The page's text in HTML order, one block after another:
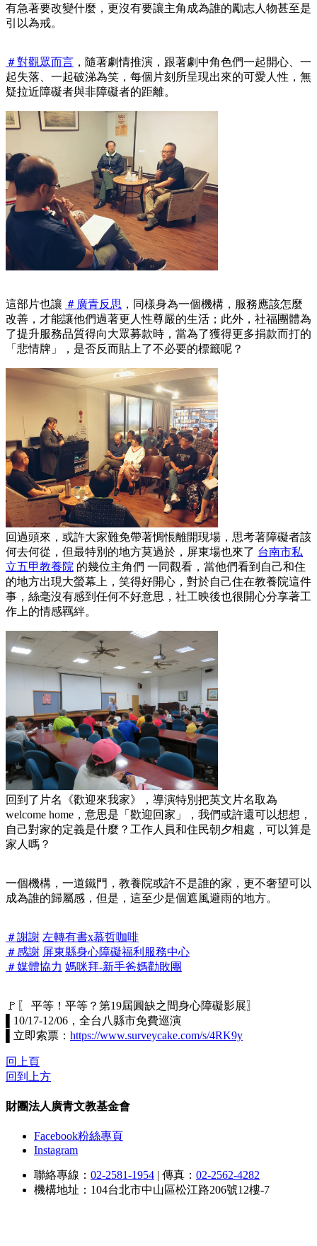
有急著要改變什麼，更沒有要讓主角成為誰的勵志人物甚至是
引以為戒。
＃對觀眾而言 ，隨著劇情推演，跟著劇中角色們一起開心、一
起失落、一起破涕為笑，每個片刻所呈現出來的可愛人性，無
疑拉近障礙者與非障礙者的距離。
這部片也讓 ＃廣青反思 ，同樣身為一個機構，服務應該怎麼
改善，才能讓他們過著更人性尊嚴的生活；此外，社福團體為
了提升服務品質得向大眾募款時，當為了獲得更多捐款而打的
「悲情牌」，是否反而貼上了不必要的標籤呢？
回過頭來，或許大家難免帶著惆悵離開現場，思考著障礙者該
何去何從，但最特別的地方莫過於，屏東場也來了 台南市私
立五甲教養院 的幾位主角們 一同觀看，當他們看到自己和住
的地方出現大螢幕上，笑得好開心，對於自己住在教養院這件
事，絲毫沒有感到任何不好意思，社工映後也很開心分享著工
作上的情感羈絆。
回到了片名《歡迎來我家》，導演特別把英文片名取為
welcome home，意思是「歡迎回家」，我們或許還可以想想，
自己對家的定義是什麼？工作人員和住民朝夕相處，可以算是
家人嗎？
一個機構，一道鐵門，教養院或許不是誰的家，更不奢望可以
成為誰的歸屬感，但是，這至少是個遮風避雨的地方。
＃謝謝 左轉有書x慕哲咖啡
＃感謝 屏東縣身心障礙福利服務中心
＃媒體協力 媽咪拜-新手爸媽勸敗團
🚩〖 平等！平等？第19屆圓缺之間身心障礙影展〗
▌10/17-12/06，全台八縣市免費巡演
▌立即索票： https://www.surveycake.com/s/4RK9y
回上頁
回到上方
財團法人廣青文教基金會
Facebook粉絲專頁
Instagram
聯絡專線： 02-2581-1954 | 傳真： 02-2562-4282
機構地址：104台北市中山區松江路206號12樓-7